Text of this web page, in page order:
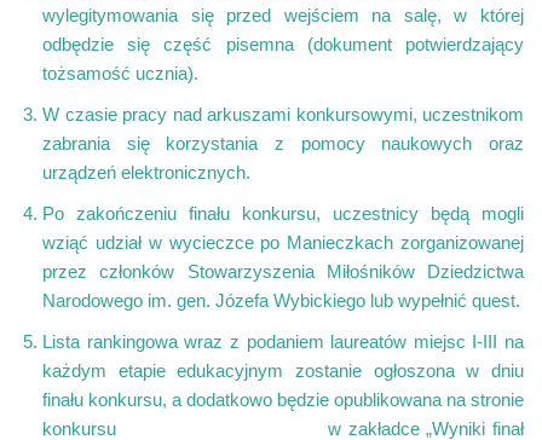
wylegitymowania się przed wejściem na salę, w której
odbędzie się część pisemna (dokument potwierdzający
tożsamość ucznia).
W czasie pracy nad arkuszami konkursowymi, uczestnikom
zabrania się korzystania z pomocy naukowych oraz
urządzeń elektronicznych.
Po zakończeniu finału konkursu, uczestnicy będą mogli
wziąć udział w wycieczce po Manieczkach zorganizowanej
przez członków Stowarzyszenia Miłośników Dziedzictwa
Narodowego im. gen. Józefa Wybickiego lub wypełnić quest.
Lista rankingowa wraz z podaniem laureatów miejsc I-III na
każdym etapie edukacyjnym zostanie ogłoszona w dniu
finału konkursu, a dodatkowo będzie opublikowana na stronie
konkursu
w zakładce „Wyniki finał